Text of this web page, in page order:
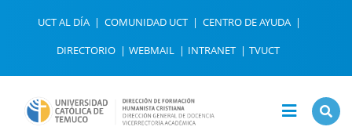
UCT AL DÍA COMUNIDAD UCT
CENTRO DE AYUDA
DIRECTORIO
WEBMAIL INTRANET TVUCT